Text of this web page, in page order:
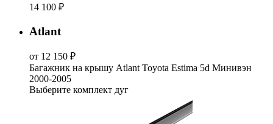
14 100 ₽
Atlant
от 12 150 ₽
Багажник на крышу Atlant Toyota Estima 5d Минивэн
2000-2005
Выберите комплект дуг